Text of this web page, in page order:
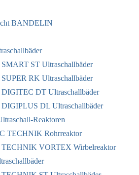
BANDELIN
ST Ultraschallbäder
RK Ultraschallbäder
DT Ultraschallbäder
DL Ultraschallbäder
Reaktoren
TECHNIK Rohrreaktor
VORTEX Wirbelreaktor